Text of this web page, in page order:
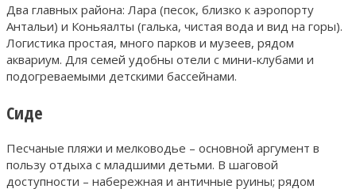
Два главных района: Лара (песок, близко к аэропорту
Антальи) и Коньяалты (галька, чистая вода и вид на горы).
Логистика простая, много парков и музеев, рядом
аквариум. Для семей удобны отели с мини-клубами и
подогреваемыми детскими бассейнами.
Сиде
Песчаные пляжи и мелководье – основной аргумент в
пользу отдыха с младшими детьми. В шаговой
доступности – набережная и античные руины; рядом